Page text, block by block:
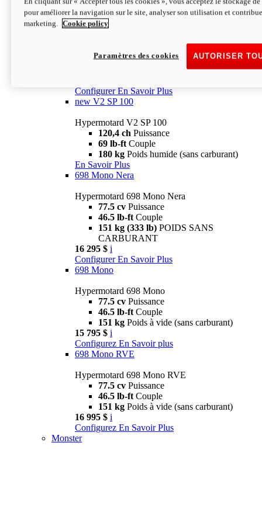
Configurer En Savoir Plus
newV2 SP
69 lb-ftCouple
Poids humide (sans carburant)
Configurer En Savoir Plus
new V2 SP 100
Hypermotard V2 SP 100
120,4 ch Puissance
69 lb-ft Couple
180 kg Poids humide (sans carburant)
En Savoir Plus
698 Mono Nera
Hypermotard 698 Mono Nera
77.5 cv Puissance
46.5 lb-ft Couple
151 kg (333 lb) POIDS SANS
CARBURANT
16 295 $ i
Configurer En Savoir Plus
698 Mono
Hypermotard 698 Mono
77.5 cv Puissance
46.5 lb-ft Couple
151 kg Poids à vide (sans carburant)
15 795 $ i
Configurez En Savoir plus
698 Mono RVE
Hypermotard 698 Mono RVE
77.5 cv Puissance
46.5 lb-ft Couple
151 kg Poids à vide (sans carburant)
16 995 $ i
Configurez En Savoir Plus
Monster
pour améliorer la navigation sur le site, analyser son utilisation et
marketing.
Cookie policy
AUTORISER
Paramètres des cookies